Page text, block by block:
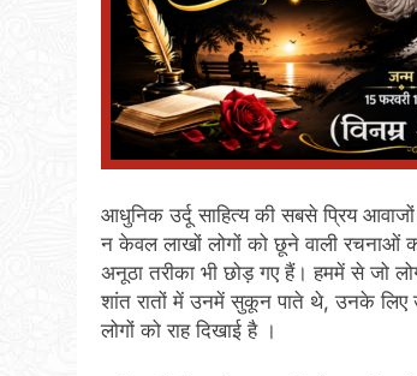
आधुनिक उर्दू साहित्य की सबसे प्रिय
न केवल लाखों लोगों को छूने वाली
अनूठा तरीका भी छोड़ गए हैं। हममें से जो
शांत रातों में उनमें सुकून पाते थे, उनके
लोगों को राह दिखाई है ।